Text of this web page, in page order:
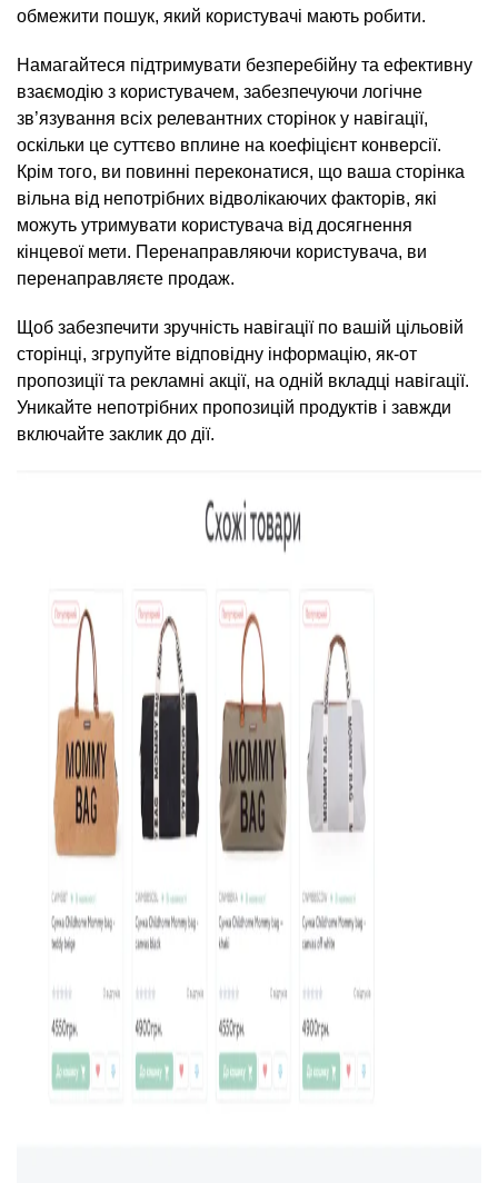
обмежити пошук, який користувачі мають робити.
Намагайтеся підтримувати безперебійну та ефективну
взаємодію з користувачем, забезпечуючи логічне
зв’язування всіх релевантних сторінок у навігації,
оскільки це суттєво вплине на коефіцієнт конверсії.
Крім того, ви повинні переконатися, що ваша сторінка
вільна від непотрібних відволікаючих факторів, які
можуть утримувати користувача від досягнення
кінцевої мети. Перенаправляючи користувача, ви
перенаправляєте продаж.
Щоб забезпечити зручність навігації по вашій цільовій
сторінці, згрупуйте відповідну інформацію, як-от
пропозиції та рекламні акції, на одній вкладці навігації.
Уникайте непотрібних пропозицій продуктів і завжди
включайте заклик до дії.